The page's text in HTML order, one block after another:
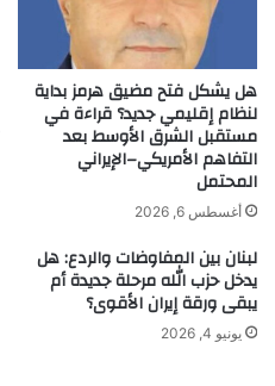
هل يشكل فتح مضيق هرمز بداية
لنظام إقليمي جديد؟ قراءة في
مستقبل الشرق الأوسط بعد
التفاهم الأمريكي–الإيراني
المحتمل
أغسطس 6, 2026
لبنان بين المفاوضات والردع: هل
يدخل حزب الله مرحلة جديدة أم
يبقى ورقة إيران الأقوى؟
يونيو 4, 2026